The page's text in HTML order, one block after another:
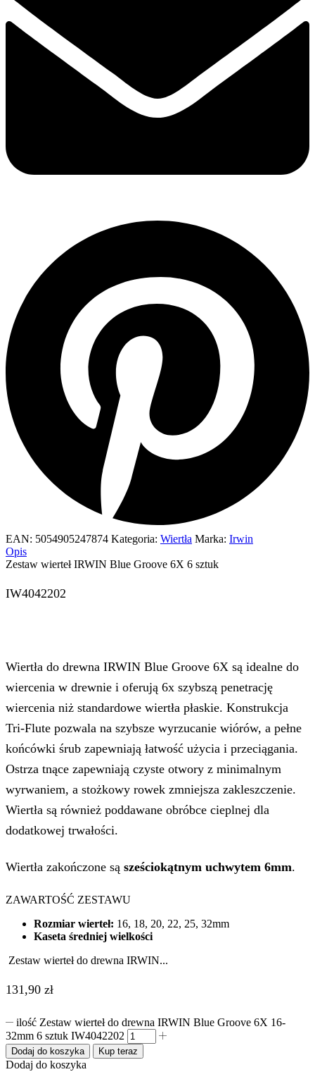
EAN: 5054905247874 Kategoria: Wiertła Marka: Irwin
Opis
Zestaw wierteł IRWIN Blue Groove 6X 6 sztuk
IW4042202
Wiertła do drewna IRWIN Blue Groove 6X są idealne do
wiercenia w drewnie i oferują 6x szybszą penetrację
wiercenia niż standardowe wiertła płaskie. Konstrukcja
Tri-Flute pozwala na szybsze wyrzucanie wiórów, a pełne
końcówki śrub zapewniają łatwość użycia i przeciągania.
Ostrza tnące zapewniają czyste otwory z minimalnym
wyrwaniem, a stożkowy rowek zmniejsza zakleszczenie.
Wiertła są również poddawane obróbce cieplnej dla
dodatkowej trwałości.
Wiertła zakończone są sześciokątnym uchwytem 6mm.
ZAWARTOŚĆ ZESTAWU
Rozmiar wierteł: 16, 18, 20, 22, 25, 32mm
Kaseta średniej wielkości
Zestaw wierteł do drewna IRWIN...
131,90 zł
ilość Zestaw wierteł do drewna IRWIN Blue Groove 6X 16-
32mm 6 sztuk IW4042202
Dodaj do koszyka Kup teraz
Dodaj do koszyka